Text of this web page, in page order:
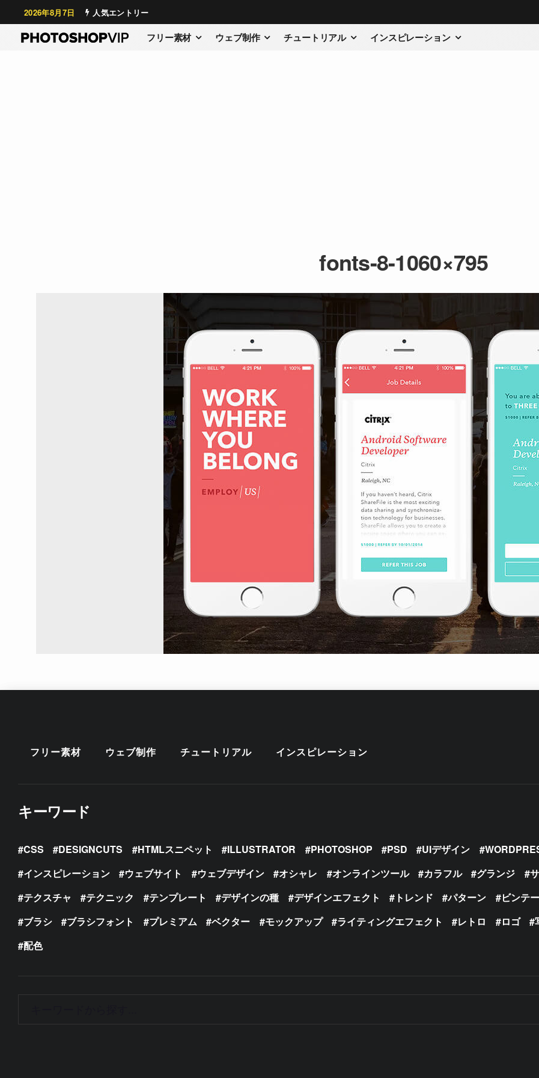
2026年8月7日 人気エントリー
フリー素材 ウェブ制作 チュートリアル インスピレーション
fonts-8-1060×795
フリー素材 ウェブ制作 チュートリアル インスピレーション
キーワード
CSS DESIGNCUTS HTMLスニペット ILLUSTRATOR PHOTOSHOP PSD UIデザイン
インスピレーション
ウェブサイト ウェブデザイン オシャレ オンラインツール カラフル グランジ
テクスチャ
テクニック テンプレート デザインの種 デザインエフェクト トレンド パターン ビンテ
ブラシ
ブラシフォント プレミアム ベクター モックアップ ライティングエフェクト レトロ ロゴ
配色